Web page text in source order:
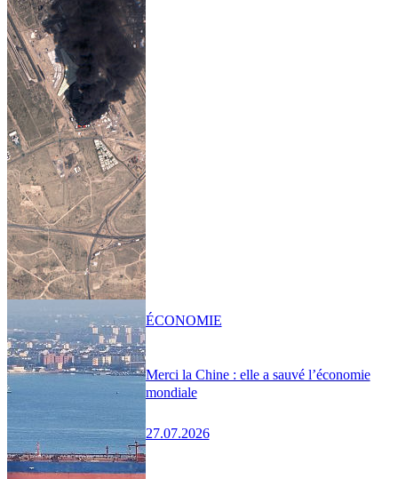
Merci la Chine : elle a sauvé l’économie
mondiale
27.07.2026
ÉCONOMIE